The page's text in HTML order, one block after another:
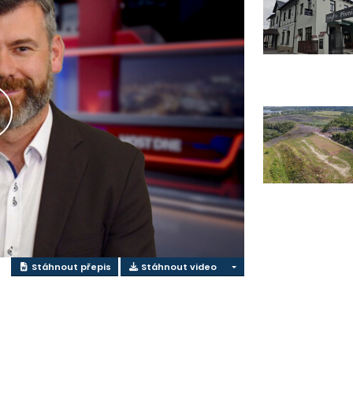
Stáhnout přepis Stáhnout video